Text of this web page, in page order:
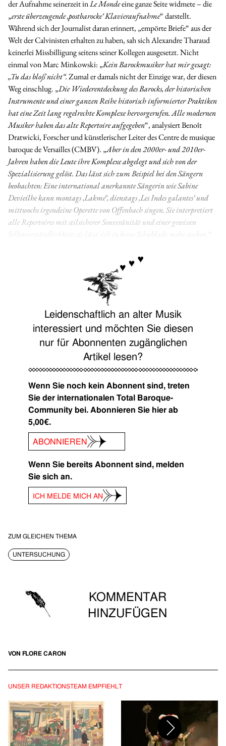
der Aufnahme seinerzeit inLe Mondeeine ganze Seite widmete – die
„erste überzeugende ‚postbarocke‘ Klavieraufnahme“ darstellt.
Während sich der Journalist daran erinnert, „empörte Briefe“ aus der
Welt der Calvinisten erhalten zu haben, sah sich Alexandre Tharaud
keinerlei Missbilligung seitens seiner Kollegen ausgesetzt. Nicht
einmal von Marc Minkowski: „Kein Barockmusiker hat mir gesagt:
„Tu das bloß nicht“.Zumal er damals nicht der Einzige war, der diesen
Weg einschlug. „Die Wiederentdeckung des Barocks, der historischen
Instrumente und einer ganzen Reihe historisch informierter Praktiken
hat eine Zeit lang regelrechte Komplexe hervorgerufen. Alle modernen
Musiker haben das alte Repertoire aufgegeben“, analysiert Benoît
Dratwicki, Forscher und künstlerischer Leiter des Centre de musique
baroque de Versailles (CMBV). „Aber in den 2000er- und 2010er-
Jahren haben die Leute ihre Komplexe abgelegt und sich von der
Spezialisierung gelöst. Das lässt sich zum Beispiel bei den Sängern
beobachten: Eine international anerkannte Sängerin wie Sabine
Devieilhe kann montags ‚Lakmé‘, dienstags ‚Les Indes galantes‘ und
mittwochs irgendeine Operette von Offenbach singen. Sie interpretiert
alle Repertoires mit stilsicherer Souveränität und einer gewissen
Selbstverständlichkeit; sie lässt sich in keine Schublade mehr stecken
.“
Leidenschaftlich an alter Musik
interessiert und möchten Sie diesen
nur für Abonnenten zugänglichen
Artikel lesen?
Wenn Sie noch kein Abonnent sind, treten
Sie der internationalen Total Baroque-
Community bei. Abonnieren Sie hier ab
5,00€.
ABONNIEREN
Wenn Sie bereits Abonnent sind, melden
Sie sich an.
ICH MELDE MICH AN
ZUM GLEICHEN THEMA
UNTERSUCHUNG
KOMMENTAR
HINZUFÜGEN
Sie müssen eingeloggt sein, um Kommentare abgeben zu
können.
VON FLORE CARON
UNSER REDAKTIONSTEAM EMPFIEHLT